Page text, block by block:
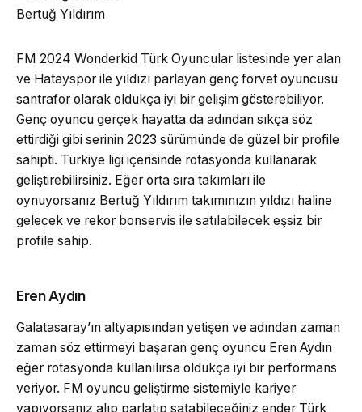
Bertuğ Yıldırım
FM 2024 Wonderkid Türk Oyuncular listesinde yer alan
ve Hatayspor ile yıldızı parlayan genç forvet oyuncusu
santrafor olarak oldukça iyi bir gelişim gösterebiliyor.
Genç oyuncu gerçek hayatta da adından sıkça söz
ettirdiği gibi serinin 2023 sürümünde de güzel bir profile
sahipti. Türkiye ligi içerisinde rotasyonda kullanarak
geliştirebilirsiniz. Eğer orta sıra takımları ile
oynuyorsanız Bertuğ Yıldırım takımınızın yıldızı haline
gelecek ve rekor bonservis ile satılabilecek eşsiz bir
profile sahip.
Eren Aydın
Galatasaray’ın altyapısından yetişen ve adından zaman
zaman söz ettirmeyi başaran genç oyuncu Eren Aydın
eğer rotasyonda kullanılırsa oldukça iyi bir performans
veriyor. FM oyuncu geliştirme sistemiyle kariyer
yapıyorsanız alıp parlatıp satabileceğiniz ender Türk